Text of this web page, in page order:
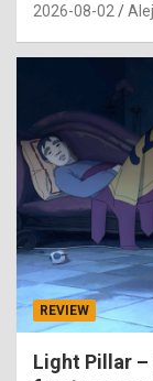
2026-08-02
REVIEW
Light Pillar